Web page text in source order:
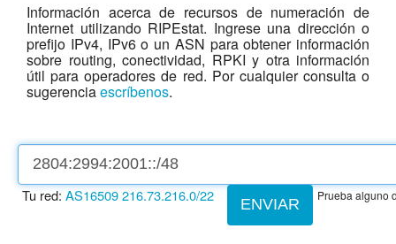
Información acerca de recursos de numeración de
Internet utilizando RIPEstat. Ingrese una dirección o
prefijo IPv4, IPv6 o un ASN para obtener información
sobre routing, conectividad, RPKI y otra información
útil para operadores de red. Por cualquier consulta o
sugerenciaescríbenos.
ENVIAR
Tu red: AS16509216.73.216.0/22 Prueba alguno